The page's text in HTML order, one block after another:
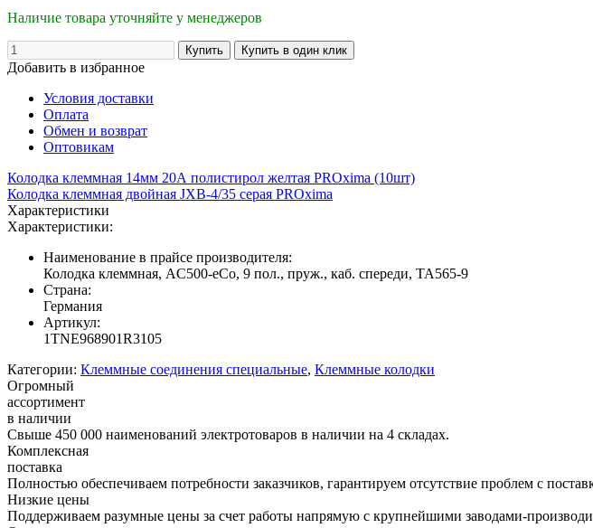
Наличие товара уточняйте у менеджеров
Добавить в избранное
Условия доставки
Оплата
Обмен и возврат
Оптовикам
Колодка клеммная 14мм 20А полистирол желтая PROxima (10шт)
Колодка клеммная двойная JXB-4/35 серая PROxima
Характеристики
Характеристики:
Наименование в прайсе производителя:
Колодка клеммная, AC500-eCo, 9 пол., пруж., каб. спереди, TA565-9
Страна:
Германия
Артикул:
1TNE968901R3105
Категории: Клеммные соединения специальные, Клеммные колодки
Огромный
ассортимент
в наличии
Свыше 450 000 наименований электротоваров в наличии на 4 складах.
Комплексная
поставка
Полностью обеспечиваем потребности заказчиков, гарантируем отсутствие проблем с
Низкие цены
Поддерживаем разумные цены за счет работы напрямую с крупнейшими заводами-